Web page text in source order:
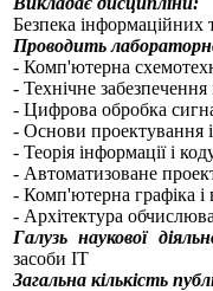
Безпека інформаційних
Проводить
- Комп'ютерна
- Технічне
- Цифрова обробка
- Основи проектування
- Теорія інформації і
- Автоматизоване
- Комп'ютерна графіка і
- Архітектура
Галузь наукової
засоби IT
Загальна кількість